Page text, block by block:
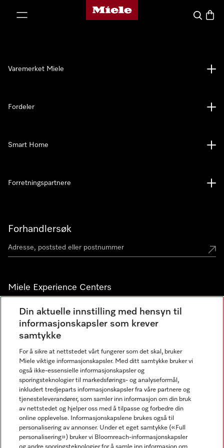
Mieles hjemmeside
Søk
Forhandlersøk
Miele Experience Centers
Miele Experience Center Nesbru
Miele Outlet Nesbru
Nyhetsbrev
Varemerket Miele
Fordeler
Smart Home
Forretningspartnere
Din aktuelle innstilling med hensyn til
informasjonskapsler som krever
samtykke
For å sikre at nettstedet vårt fungerer som det skal, bruker
Miele viktige informasjonskapsler. Med ditt samtykke bruker vi
også ikke-essensielle informasjonskapsler og
sporingsteknologier til markedsførings- og analyseformål,
inkludert tredjeparts informasjonskapsler fra våre partnere og
tjenesteleverandører, som samler inn informasjon om din bruk
av nettstedet og hjelper oss med å tilpasse og forbedre din
online opplevelse. Informasjonskapslene brukes også til
personalisering av annonser. Under et eget samtykke («Full
personalisering») bruker vi Bloomreach-informasjonskapsler